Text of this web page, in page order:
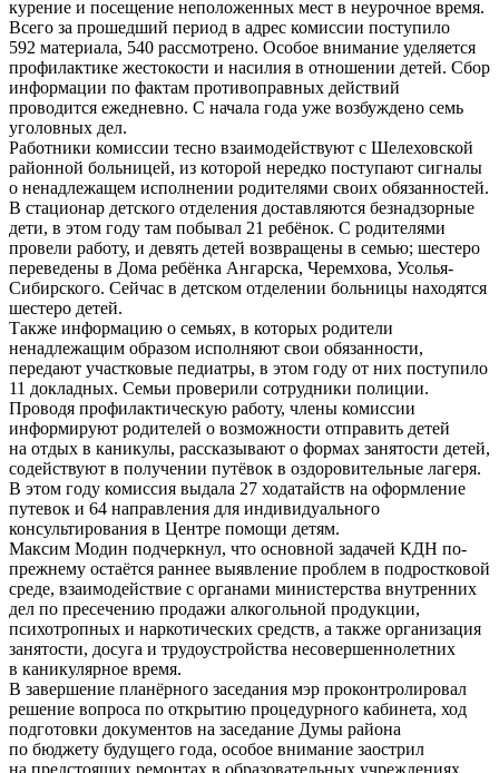
курение и посещение неположенных мест в неурочное время.
Всего за прошедший период в адрес комиссии поступило
592 материала, 540 рассмотрено. Особое внимание уделяется
профилактике жестокости и насилия в отношении детей. Сбор
информации по фактам противоправных действий
проводится ежедневно. С начала года уже возбуждено семь
уголовных дел.
Работники комиссии тесно взаимодействуют с Шелеховской
районной больницей, из которой нередко поступают сигналы
о ненадлежащем исполнении родителями своих обязанностей.
В стационар детского отделения доставляются безнадзорные
дети, в этом году там побывал 21 ребёнок. С родителями
провели работу, и девять детей возвращены в семью; шестеро
переведены в Дома ребёнка Ангарска, Черемхова, Усолья-
Сибирского. Сейчас в детском отделении больницы находятся
шестеро детей.
Также информацию о семьях, в которых родители
ненадлежащим образом исполняют свои обязанности,
передают участковые педиатры, в этом году от них поступило
11 докладных. Семьи проверили сотрудники полиции.
Проводя профилактическую работу, члены комиссии
информируют родителей о возможности отправить детей
на отдых в каникулы, рассказывают о формах занятости детей,
содействуют в получении путёвок в оздоровительные лагеря.
В этом году комиссия выдала 27 ходатайств на оформление
путевок и 64 направления для индивидуального
консультирования в Центре помощи детям.
Максим Модин подчеркнул, что основной задачей КДН по-
прежнему остаётся раннее выявление проблем в подростковой
среде, взаимодействие с органами министерства внутренних
дел по пресечению продажи алкогольной продукции,
психотропных и наркотических средств, а также организация
занятости, досуга и трудоустройства несовершеннолетних
в каникулярное время.
В завершение планёрного заседания мэр проконтролировал
решение вопроса по открытию процедурного кабинета, ход
подготовки документов на заседание Думы района
по бюджету будущего года, особое внимание заострил
на предстоящих ремонтах в образовательных учреждениях